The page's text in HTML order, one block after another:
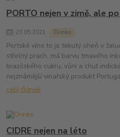
PORTO nejen v zimě, ale
23.05.2021 Drinks
Portské víno to je tekutý oheň v
střelný prach, má barvu tmavého
brazilského cukru, vůni a chuť
nejznámější vinařský produkt
celý článek
CIDRE nejen na léto